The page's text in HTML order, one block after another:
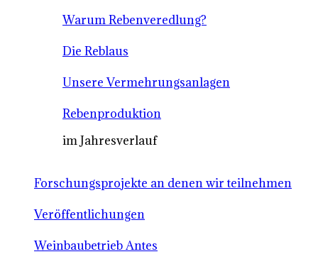
Warum Rebenveredlung?
Die Reblaus
Unsere Vermehrungsanlagen
Rebenproduktion
im Jahresverlauf
Forschungsprojekte an denen wir teilnehmen
Veröffentlichungen
Weinbaubetrieb Antes